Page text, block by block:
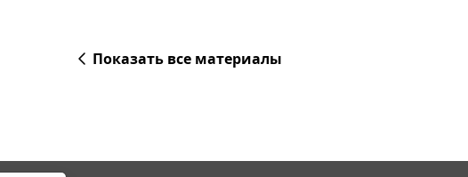
Показать все материалы